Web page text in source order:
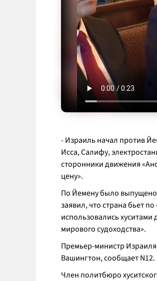
- Израиль начал против
Исса, Салифу,
сторонники движения
цену».
По Йемену было
заявил, что страна бьет
использовались
мирового судоходства».
Премьер-министр Израиля
Вашингтон, сообщает N12.
Член политбюро